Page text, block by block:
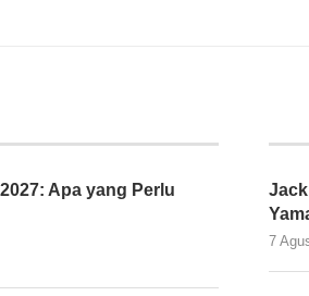
Apa yang Perlu
7